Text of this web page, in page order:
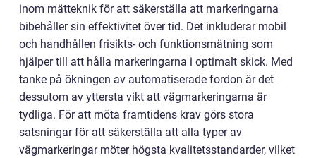
inom mätteknik för att säkerställa att markeringarna
bibehåller sin effektivitet över tid. Det inkluderar mobil
och handhållen frisikts- och funktionsmätning som
hjälper till att hålla markeringarna i optimalt skick. Med
tanke på ökningen av automatiserade fordon är det
dessutom av yttersta vikt att vägmarkeringarna är
tydliga. För att möta framtidens krav görs stora
satsningar för att säkerställa att alla typer av
vägmarkeringar möter högsta kvalitetsstandarder, vilket